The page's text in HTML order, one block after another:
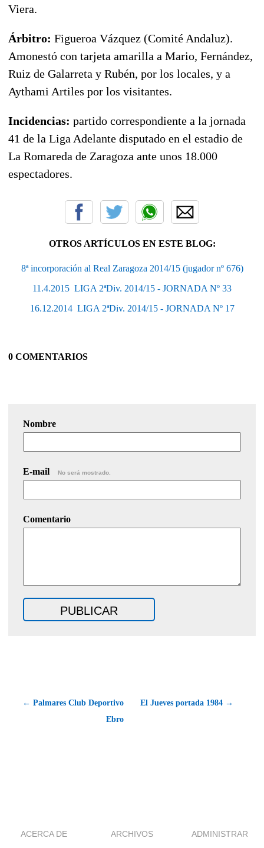
Viera.
Árbitro: Figueroa Vázquez (Comité Andaluz).
Amonestó con tarjeta amarilla a Mario, Fernández,
Ruiz de Galarreta y Rubén, por los locales, y a
Aythami Artiles por los visitantes.
Incidencias: partido correspondiente a la jornada
41 de la Liga Adelante disputado en el estadio de
La Romareda de Zaragoza ante unos 18.000
espectadores.
OTROS ARTÍCULOS EN ESTE BLOG:
8ª incorporación al Real Zaragoza 2014/15 (jugador nº 676)
11.4.2015  LIGA 2ªDiv. 2014/15 - JORNADA Nº 33
16.12.2014  LIGA 2ªDiv. 2014/15 - JORNADA Nº 17
0 COMENTARIOS
Nombre
E-mail No será mostrado.
Comentario
← Palmares Club Deportivo
Ebro
El Jueves portada 1984 →
ACERCA DE ARCHIVOS ADMINISTRAR